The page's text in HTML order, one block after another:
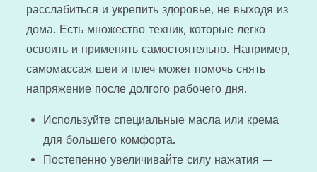
расслабиться и укрепить здоровье, не выходя из
дома. Есть множество техник, которые легко
освоить и применять самостоятельно. Например,
самомассаж шеи и плеч может помочь снять
напряжение после долгого рабочего дня.
Используйте специальные масла или крема
для большего комфорта.
Постепенно увеличивайте силу нажатия —